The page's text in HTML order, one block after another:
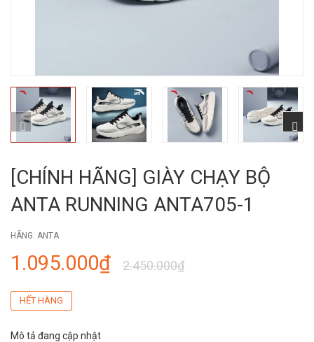
[CHÍNH HÃNG] GIÀY CHẠY BỘ
ANTA RUNNING ANTA705-1
HÃNG: ANTA
1.095.000₫ 2.450.000₫
HẾT HÀNG
Mô tả đang cập nhật